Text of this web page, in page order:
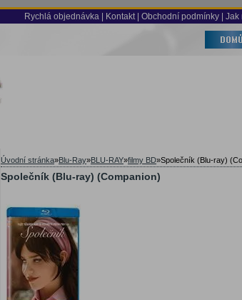
Rychlá objednávka Kontakt Obchodní podmínky Jak
Úvodní stránka»Blu-Ray»BLU-RAY»filmy BD»Společník (Blu-ray)
Společník (Blu-ray) (Companion)